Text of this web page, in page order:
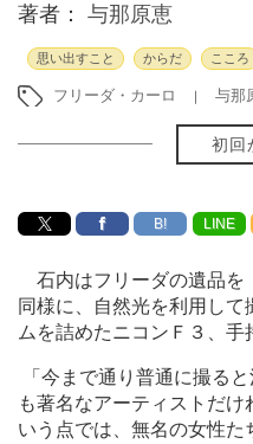
著者： 与那原恵
思い出すこと からだ こころ
フリーダ・カーロ 与那
初回
B! LINE
石内はフリーダの遺品を
同様に、自然光を利用し
ムを詰めたニコンＦ３、手
「今まで通り普通に撮る
も著名なアーティストだ
いう点では、無名の女性た